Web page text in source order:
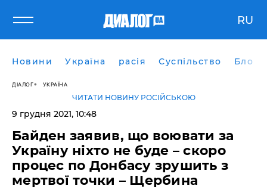
RU
Новини Україна расія Суспільство Блоги
ДІАЛОГ УКРАЇНА
ЧИТАТИ НОВИНУ РОСІЙСЬКОЮ
9 грудня 2021, 10:48
Байден заявив, що воювати за
Україну ніхто не буде – скоро
процес по Донбасу зрушить з
мертвої точки – Щербина